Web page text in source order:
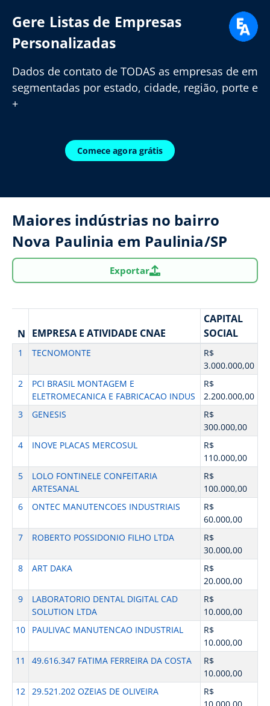
Gere Listas de Empresas
Personalizadas
Dados de contato de TODAS as empresas de em
segmentadas por estado, cidade, região, porte e
+
Comece agora grátis
Maiores indústrias no bairro
Nova Paulinia em Paulinia/SP
Exportar
N EMPRESA E ATIVIDADE CNAE
CAPITAL
SOCIAL
1 TECNOMONTE
R$
3.000.000,00
2
PCI BRASIL MONTAGEM E
ELETROMECANICA E FABRICACAO INDUS
R$
2.200.000,00
3
GENESIS
R$
300.000,00
4
INOVE PLACAS MERCOSUL
R$
110.000,00
5
LOLO FONTINELE CONFEITARIA
ARTESANAL
R$
100.000,00
6
ONTEC MANUTENCOES INDUSTRIAIS
R$
60.000,00
7
ROBERTO POSSIDONIO FILHO LTDA
R$
30.000,00
8
ART DAKA
R$
20.000,00
9
LABORATORIO DENTAL DIGITAL CAD
SOLUTION LTDA
R$
10.000,00
10
PAULIVAC MANUTENCAO INDUSTRIAL
R$
10.000,00
11
49.616.347 FATIMA FERREIRA DA COSTA
R$
10.000,00
12 29.521.202 OZEIAS DE OLIVEIRA
R$